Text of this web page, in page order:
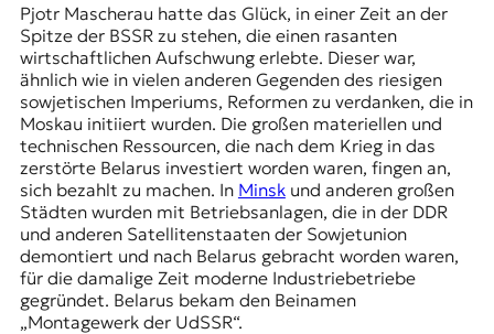
Pjotr Mascherau hatte das Glück, in einer Zeit an der
Spitze der BSSR zu stehen, die einen rasanten
wirtschaftlichen Aufschwung erlebte. Dieser war,
ähnlich wie in vielen anderen Gegenden des riesigen
sowjetischen Imperiums, Reformen zu verdanken, die in
Moskau initiiert wurden. Die großen materiellen und
technischen Ressourcen, die nach dem Krieg in das
zerstörte Belarus investiert worden waren, fingen an,
sich bezahlt zu machen. In Minskund anderen großen
Städten wurden mit Betriebsanlagen, die in der DDR
und anderen Satellitenstaaten der Sowjetunion
demontiert und nach Belarus gebracht worden waren,
für die damalige Zeit moderne Industriebetriebe
gegründet. Belarus bekam den Beinamen
„Montagewerk der UdSSR“.